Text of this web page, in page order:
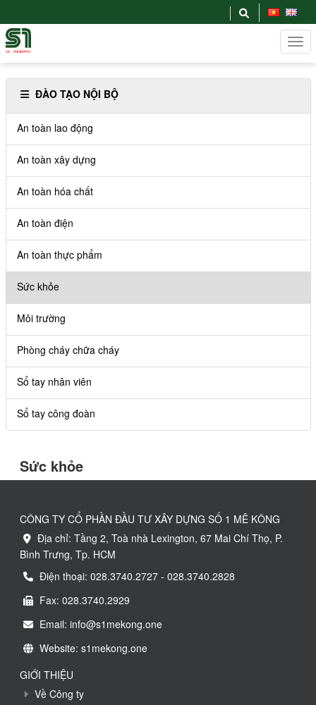
ĐÀO TẠO NỘI BỘ
An toàn lao động
An toàn xây dựng
An toàn hóa chất
An toàn điện
An toàn thực phẩm
Sức khỏe
Môi trường
Phòng cháy chữa cháy
Sổ tay nhân viên
Sổ tay công đoàn
Sức khỏe
CÔNG TY CỔ PHẦN ĐẦU TƯ XÂY DỰNG SỐ 1 MÊ KÔNG
Địa chỉ: Tầng 2, Toà nhà Lexington, 67 Mai Chí Thọ, P.
Bình Trưng, Tp. HCM
Điện thoại: 028.3740.2727 - 028.3740.2828
Fax: 028.3740.2929
Email: info@s1mekong.one
Website: s1mekong.one
GIỚI THIỆU
Về Công ty